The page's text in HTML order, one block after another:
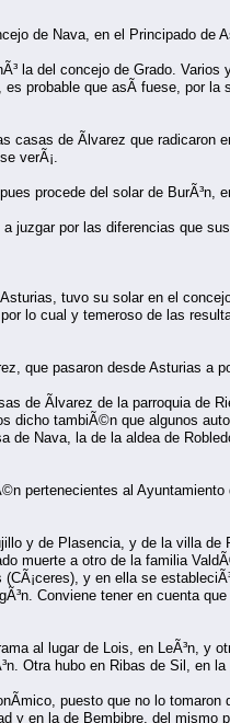
de Nava, en el Principado de
la del concejo de Grado.
probable que asÃ­ fuese, por la
de Ãlvarez que radicaron
verÃ¡.
procede del solar de BurÃ³n,
juzgar por las diferencias que
tuvo su solar en el
lo cual y temeroso de las
que pasaron desde Asturias a
de Ãlvarez de la parroquia de
dicho tambiÃ©n que algunos
de Nava, la de la aldea de
pertenecientes al
y de Plasencia, y de la villa de
muerte a otro de la familia
y en ella se
Conviene tener en cuenta
al lugar de Lois, en LeÃ³n, y
Otra hubo en Ribas de Sil, en la
puesto que no lo
y en la de Bembibre, del mismo